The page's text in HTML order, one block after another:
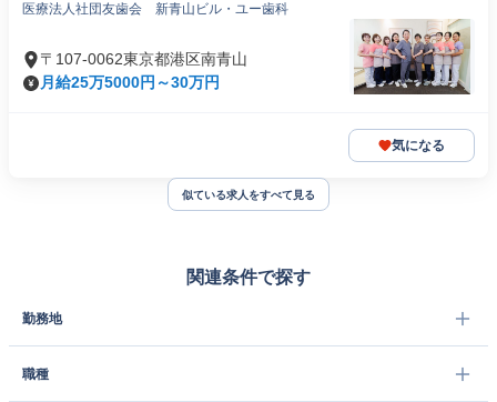
医療法人社団友歯会 新青山ビル・ユー歯科
〒107-0062東京都港区南青山
月給25万5000円～30万円
気になる
似ている求人をすべて見る
関連条件で探す
勤務地
職種